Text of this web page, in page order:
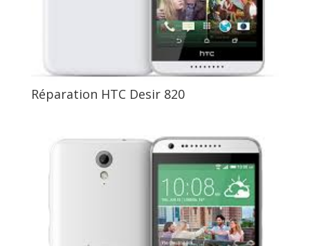
Réparation HTC Desir 820